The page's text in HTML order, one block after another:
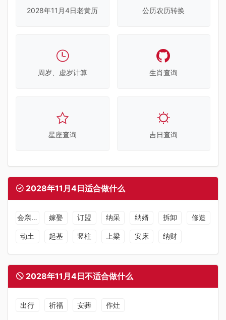
2028年11月4日老黄历 公历农历转换
周岁、虚岁计算 生肖查询
星座查询 吉日查询
2028年11月4日适合做什么
会亲友 嫁娶 订盟 纳采 纳婿 拆卸 修造
动土 起基 竖柱 上梁 安床 纳财
2028年11月4日不适合做什么
出行 祈福 安葬 作灶